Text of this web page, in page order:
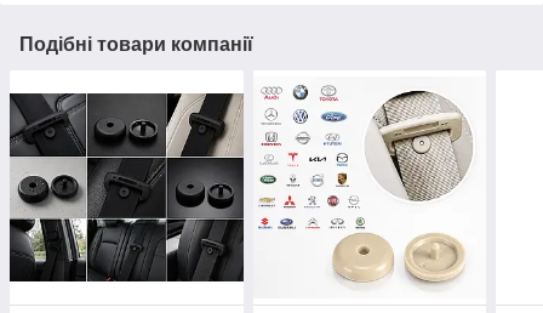
Подібні товари компанії